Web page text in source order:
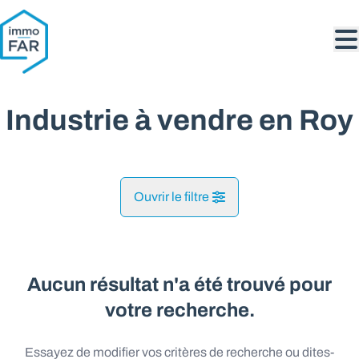
Aller au contenu principal
Industrie à vendre en Roy
Ouvrir le filtre
Grimbiémont (6900) Remove
Industrie
Vue de la carte
Aucun résultat n'a été trouvé pour
votre recherche.
Essayez de modifier vos critères de recherche ou dites-